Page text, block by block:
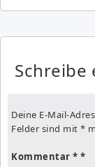
Schreibe
Deine E-Mail-
Felder sind mit *
Kommentar *